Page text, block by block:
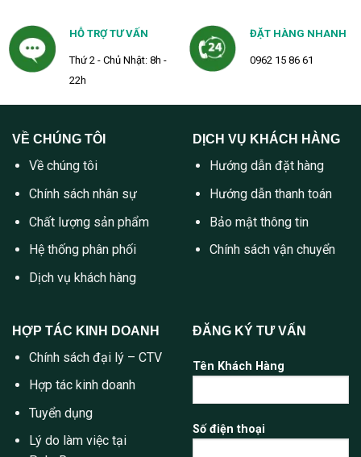
HỖ TRỢ TƯ VẤN
Thứ 2 - Chủ Nhật: 8h -
22h
ĐẶT HÀNG NHANH
0962 15 86 61
VỀ CHÚNG TÔI
Về chúng tôi
Chính sách nhân sự
Chất lượng sản phẩm
Hệ thống phân phối
Dịch vụ khách hàng
DỊCH VỤ KHÁCH HÀNG
Hướng dẫn đặt hàng
Hướng dẫn thanh toán
Bảo mật thông tin
Chính sách vận chuyển
HỢP TÁC KINH DOANH
Chính sách đại lý – CTV
Hợp tác kinh doanh
Tuyển dụng
Lý do làm việc tại
ĐĂNG KÝ TƯ VẤN
Tên Khách Hàng
Số điện thoại